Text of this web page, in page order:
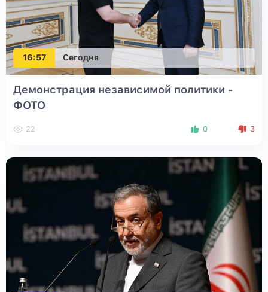
16:57 Сегодня
Демонстрация независимой политики -
ФОТО
22 0 3